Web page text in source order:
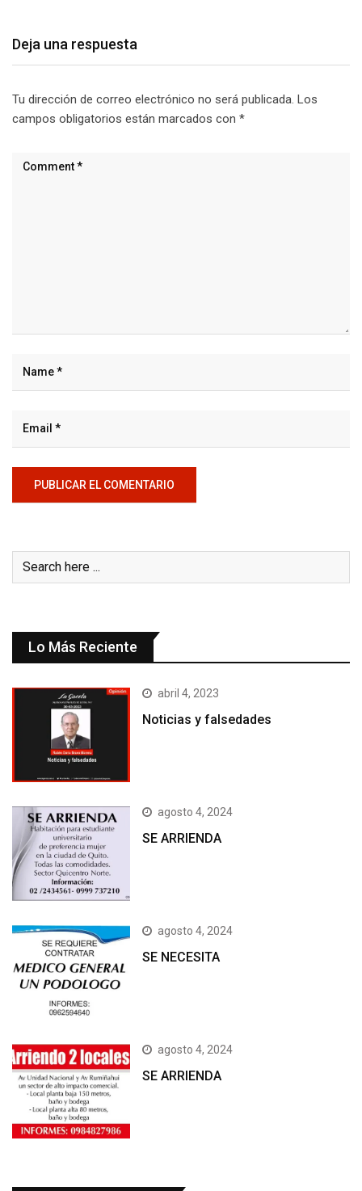
Deja una respuesta
Tu dirección de correo electrónico no será publicada. Los
campos obligatorios están marcados con *
Lo Más Reciente
abril 4, 2023
Noticias y falsedades
agosto 4, 2024
SE ARRIENDA
agosto 4, 2024
SE NECESITA
agosto 4, 2024
SE ARRIENDA